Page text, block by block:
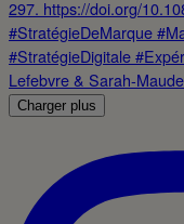
Charger plus